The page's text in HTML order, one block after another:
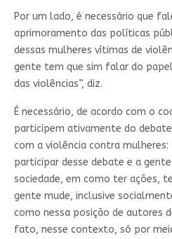
Por um lado, é necessário que
aprimoramento das políticas
dessas mulheres vítimas de
gente tem que sim falar do
das violências”, diz.
É necessário, de acordo com o
participem ativamente do
com a violência contra mulheres:
participar desse debate e a
sociedade, em como ter ações,
gente mude, inclusive
como nessa posição de autores
fato, nesse contexto, só por